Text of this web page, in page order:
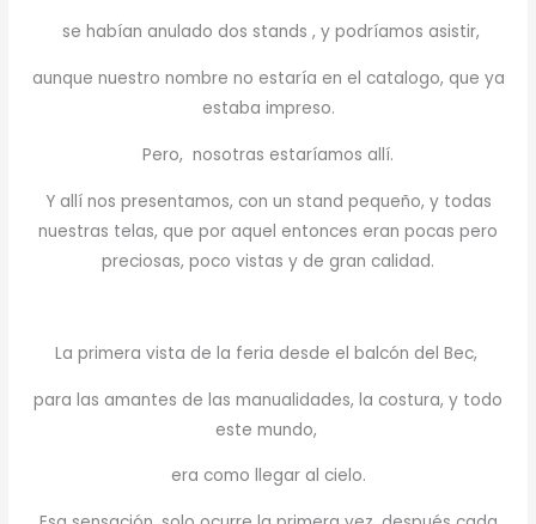
se habían anulado dos stands , y podríamos asistir,
aunque nuestro nombre no estaría en el catalogo, que ya
estaba impreso.
Pero, nosotras estaríamos allí.
Y allí nos presentamos, con un stand pequeño, y todas
nuestras telas, que por aquel entonces eran pocas pero
preciosas, poco vistas y de gran calidad.
La primera vista de la feria desde el balcón del Bec,
para las amantes de las manualidades, la costura, y todo
este mundo,
era como llegar al cielo.